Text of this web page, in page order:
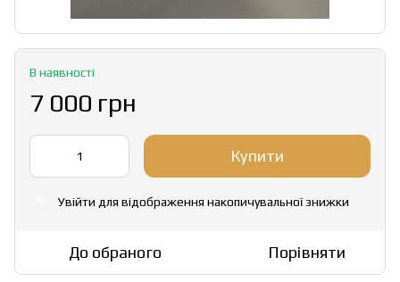
В наявності
7 000 грн
Купити
Увійти для відображення накопичувальної знижки
До обраного Порівняти